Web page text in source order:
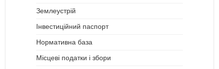
Землеустрій
Інвестиційний паспорт
Нормативна база
Місцеві податки і збори